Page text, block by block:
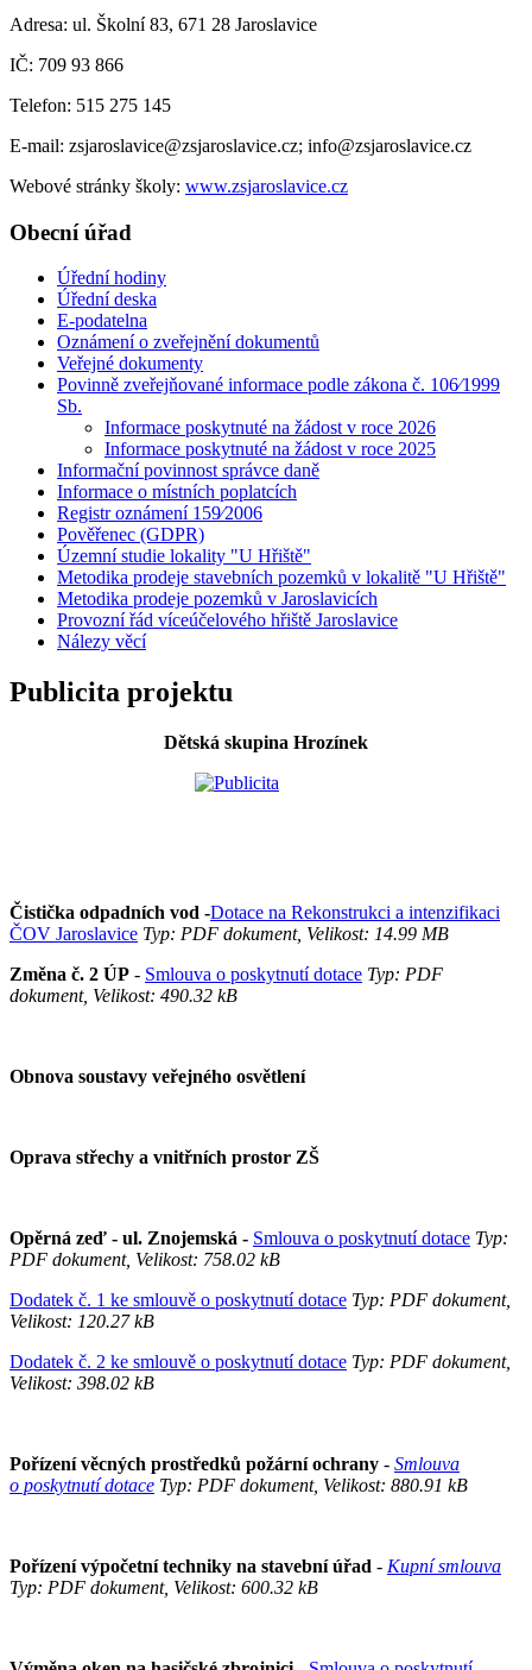
Adresa: ul. Školní 83, 671 28 Jaroslavice
IČ: 709 93 866
Telefon: 515 275 145
E-mail: zsjaroslavice@zsjaroslavice.cz; info@zsjaroslavice.cz
Webové stránky školy: www.zsjaroslavice.cz
Obecní úřad
Úřední hodiny
Úřední deska
E-podatelna
Oznámení o zveřejnění dokumentů
Veřejné dokumenty
Povinně zveřejňované informace podle zákona č. 106⁄1999
Sb.
Informace poskytnuté na žádost v roce 2026
Informace poskytnuté na žádost v roce 2025
Informační povinnost správce daně
Informace o místních poplatcích
Registr oznámení 159⁄2006
Pověřenec (GDPR)
Územní studie lokality "U Hřiště"
Metodika prodeje stavebních pozemků v lokalitě "U Hřiště"
Metodika prodeje pozemků v Jaroslavicích
Provozní řád víceúčelového hřiště Jaroslavice
Nálezy věcí
Publicita projektu
Dětská skupina Hrozínek
Čistička odpadních vod -Dotace na Rekonstrukci a intenzifikaci
ČOV Jaroslavice Typ: PDF dokument, Velikost: 14.99 MB
Změna č. 2 ÚP - Smlouva o poskytnutí dotace Typ: PDF
dokument, Velikost: 490.32 kB
Obnova soustavy veřejného osvětlení
Oprava střechy a vnitřních prostor ZŠ
Opěrná zeď - ul. Znojemská - Smlouva o poskytnutí dotace Typ:
PDF dokument, Velikost: 758.02 kB
Dodatek č. 1 ke smlouvě o poskytnutí dotace Typ: PDF dokument,
Velikost: 120.27 kB
Dodatek č. 2 ke smlouvě o poskytnutí dotace Typ: PDF dokument,
Velikost: 398.02 kB
Pořízení věcných prostředků požární ochrany - Smlouva
o poskytnutí dotace Typ: PDF dokument, Velikost: 880.91 kB
Pořízení výpočetní techniky na stavební úřad - Kupní smlouva
Typ: PDF dokument, Velikost: 600.32 kB